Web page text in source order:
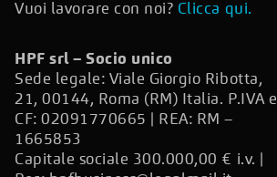
Vuoi lavorare con noi? Clicca qui.
HPF srl – Socio unico
Sede legale: Viale Giorgio Ribotta,
21, 00144, Roma (RM) Italia. P.IVA e
CF: 02091770665 | REA: RM –
1665853
Capitale sociale 300.000,00 € i.v. |